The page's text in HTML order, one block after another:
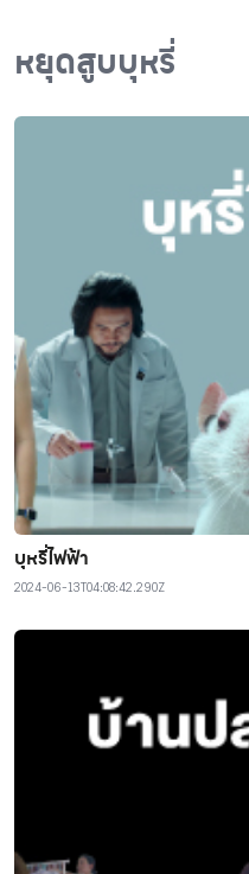
หยุดสูบบุหรี่
บุหรี่ไฟฟ้า
2024-06-13T04:08:42.290Z